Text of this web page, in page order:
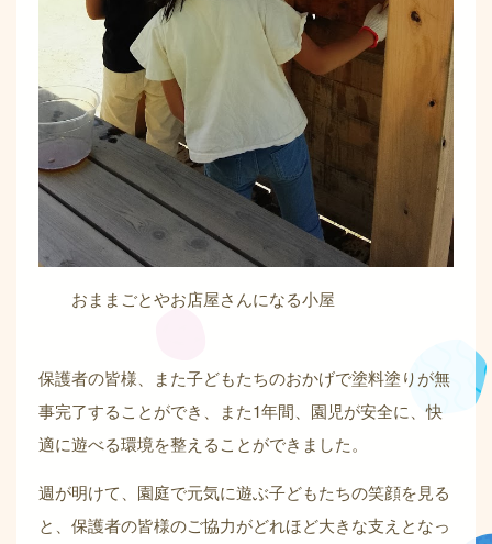
おままごとやお店屋さんになる小屋
保護者の皆様、また子どもたちのおかげで塗料塗りが無
事完了することができ、また1年間、園児が安全に、快
適に遊べる環境を整えることができました。
週が明けて、園庭で元気に遊ぶ子どもたちの笑顔を見る
と、保護者の皆様のご協力がどれほど大きな支えとなっ